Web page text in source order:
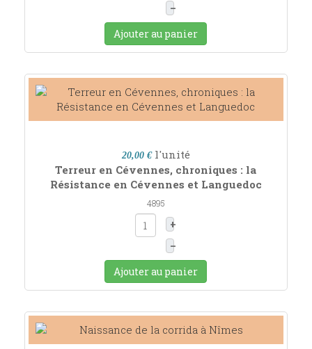
–
Ajouter au panier
20,00 € l'unité
Terreur en Cévennes, chroniques : la
Résistance en Cévennes et Languedoc
4895
+
–
Ajouter au panier